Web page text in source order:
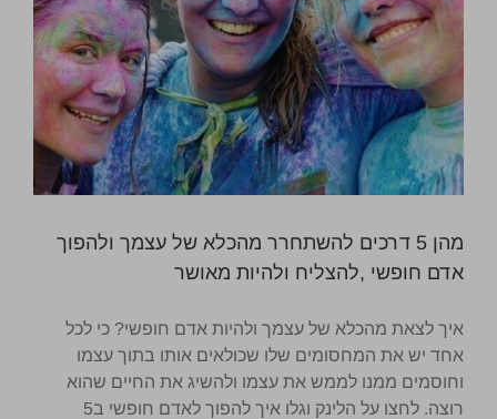
מהן 5 דרכים להשתחרר מהכלא של עצמך ולהפוך
אדם חופשי ,להצליח ולהיות מאושר
איך לצאת מהכלא של עצמך ולהיות אדם חופשי? כי לכל
אחד יש את המחסומים שלו שכולאים אותו בתוך עצמו
וחוסמים ממנו לממש את עצמו ולהשיג את החיים שהוא
רוצה. לחצו על הלינק וגלו איך להפוך לאדם חופשי ב5